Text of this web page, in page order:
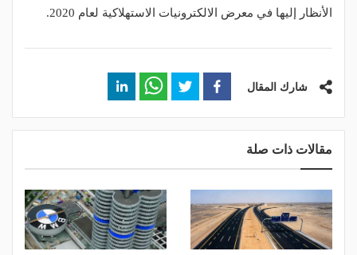
الأنظار إليها في معرض الالكترونيات الاستهلاكية لعام 2020.
شارك المقال
مقالات ذات صلة